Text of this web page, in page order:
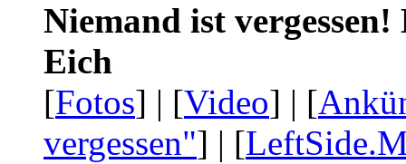
Niemand ist
Eich
[Fotos] | [Video] | [
vergessen"] | [